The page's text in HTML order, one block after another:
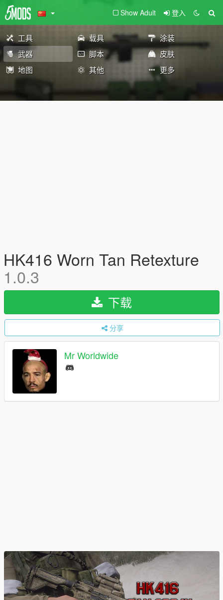
Show Adult 登入
工具 载具
涂装
武器
脚本
皮肤
地图
其他 更多
HK416 Worn Tan Retexture
1.0.3
下载
分享
Mr Worldwide